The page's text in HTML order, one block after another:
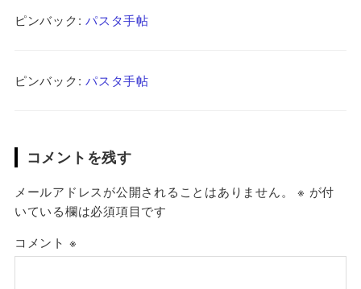
ピンバック:パスタ手帖
ピンバック:パスタ手帖
コメントを残す
メールアドレスが公開されることはありません。 ※ が付
いている欄は必須項目です
コメント ※